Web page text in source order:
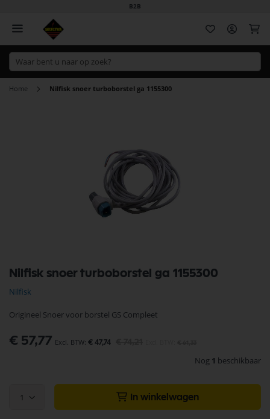
B2B
Home Nilfisk snoer turboborstel ga 1155300
Nilfisk snoer turboborstel ga 1155300
Nilfisk
Origineel Snoer voor borstel GS Compleet
Speciale
€ 57,77 € 47,74
Nog 1 beschikbaar
1 In winkelwagen
naar
het
begin
de
gallerij